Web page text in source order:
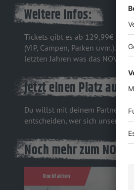
Weitere Infos:
Tickets gibt es ab 129,99€
(VIP, Campen, Parken uvm.).
letzten Jahren was das NOVA
Jetzt einen Platz auf
Du willst mit deinem Partner/
entscheiden, wer sich unsere
Noch mehr zum NOVA
Rockfakten